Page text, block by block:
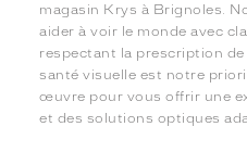
magasin Krys à Brignoles.
aider à voir le monde avec
respectant la prescription
santé visuelle est notre
œuvre pour vous offrir une
et des solutions optiques